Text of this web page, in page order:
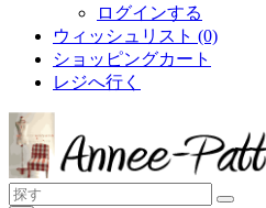
ログインする
ウィッシュリスト (0)
ショッピングカート
レジへ行く